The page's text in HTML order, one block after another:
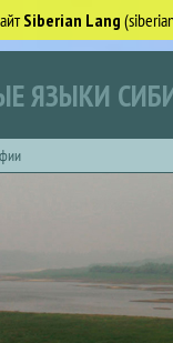
Siberian Lang
ЯЗЫКИ